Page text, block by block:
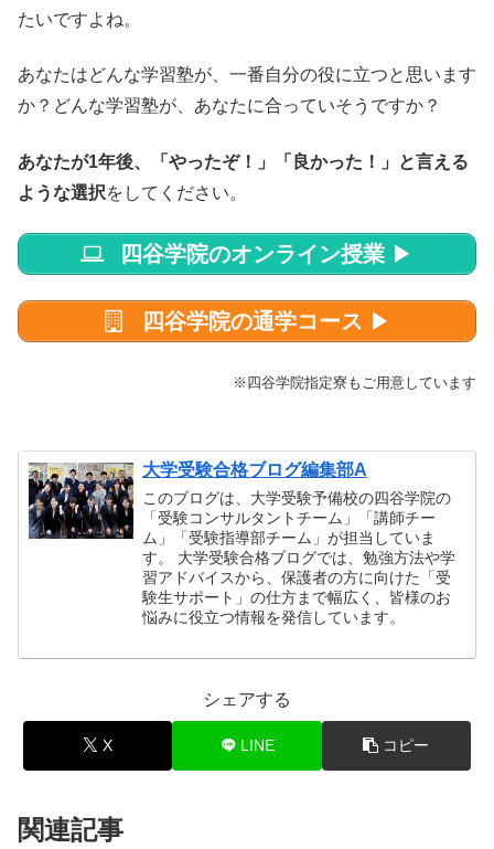
たいですよね。
あなたはどんな学習塾が、一番自分の役に立つと思います
か？どんな学習塾が、あなたに合っていそうですか？
あなたが1年後、「やったぞ！」「良かった！」と言える
ような選択をしてください。
四谷学院のオンライン授業 ▶
四谷学院の通学コース ▶
※四谷学院指定寮もご用意しています
大学受験合格ブログ編集部A
このブログは、大学受験予備校の四谷学院の
「受験コンサルタントチーム」「講師チー
ム」「受験指導部チーム」が担当していま
す。 大学受験合格ブログでは、勉強方法や学
習アドバイスから、保護者の方に向けた「受
験生サポート」の仕方まで幅広く、皆様のお
悩みに役立つ情報を発信しています。
シェアする
X LINE コピー
関連記事